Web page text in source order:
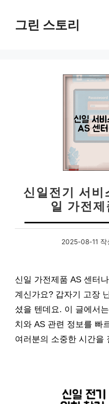
그린 스토리
신일전기 서
일 가전
2025-08-11 작
신일 가전제품 AS 센터
계신가요? 갑자기 고장
셨을 텐데요. 이 글에서
치와 AS 관련 정보를 빠
여러분의 소중한 시간을